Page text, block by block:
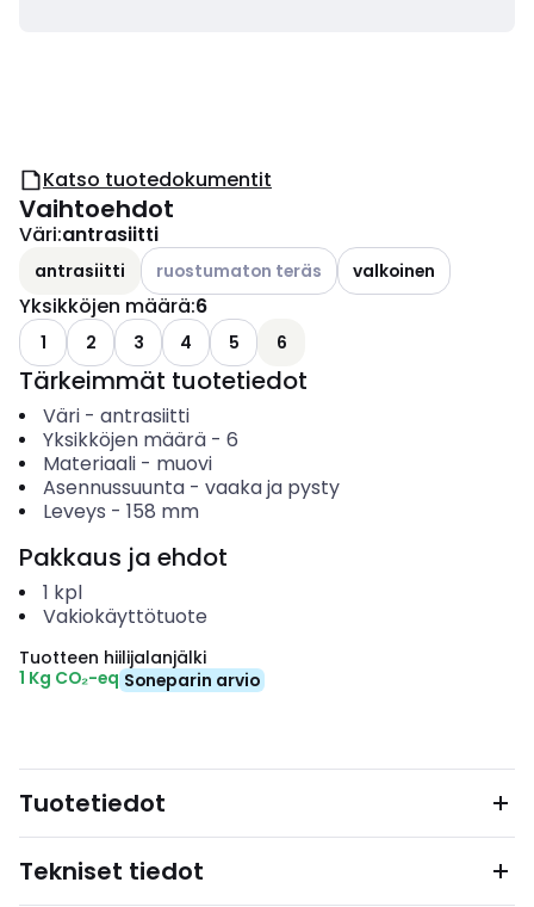
Katso tuotedokumentit
Vaihtoehdot
Väri:antrasiitti
antrasiitti Katso käytettävissä olevat vaihtoehdot
ruostumaton teräs valkoinen
Yksikköjen määrä:6
1 2 3 4 5 6
Tärkeimmät tuotetiedot
Väri- antrasiitti
Yksikköjen määrä- 6
Materiaali- muovi
Asennussuunta- vaaka ja pysty
Leveys - 158 mm
Pakkaus ja ehdot
1 kpl
Vakiokäyttötuote
Tuotteen hiilijalanjälki
1 Kg CO₂-eq Soneparin arvio
Tuotetiedot
Tekniset tiedot